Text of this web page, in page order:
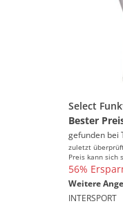
Bester
gefunden bei
zuletzt
Preis kann sich
56%
Weitere
INTERSPORT